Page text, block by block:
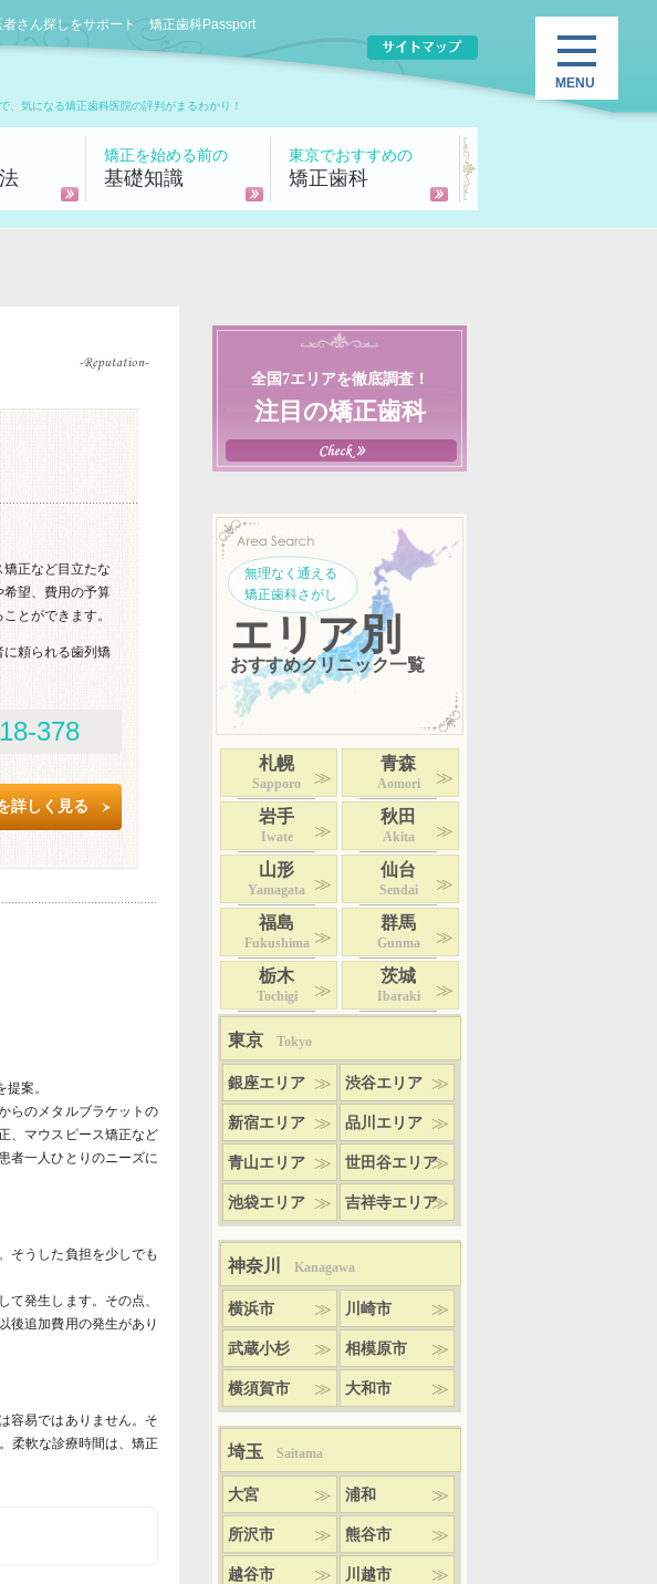
者さん探しをサポート 矯正歯科Passport
気になる矯正歯科医院の評判がまるわかり！
矯正を始める前の
基礎知識
東京でおすすめの
矯正歯科
正など目立たな
希望、費用の予算
とができます。
頼られる歯列矯
378
詳しく見る
案。
らのメタルブラケットの
、マウスピース矯正など
者一人ひとりのニーズに
そうした負担を少しでも
発生します。その点、
後追加費用の発生があり
容易ではありません。そ
柔軟な診療時間は、矯正
全国7エリアを徹底調査！
注目の矯正歯科
無理なく通える
矯正歯科さがし
エリア別
おすすめクリニック一覧
札幌
Sapporo
青森
Aomori
岩手
Iwate
秋田
Akita
山形
Yamagata
仙台
Sendai
福島
Fukushima
群馬
Gunma
栃木
Tochigi
茨城
Ibaraki
東京 Tokyo
銀座エリア 渋谷エリア
新宿エリア 品川エリア
青山エリア 世田谷エリア
池袋エリア 吉祥寺エリア
神奈川 Kanagawa
横浜市 川崎市
武蔵小杉 相模原市
横須賀市 大和市
埼玉 Saitama
大宮 浦和
所沢市 熊谷市
越谷市 川越市